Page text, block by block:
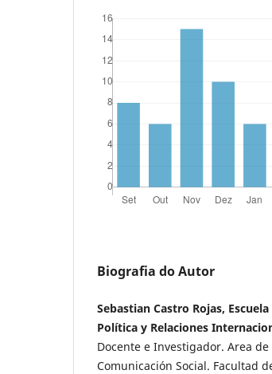
Biografia do Autor
Sebastian Castro Rojas,
Política y Relaciones
Docente e Investigador. Area
Comunicación Social. Facultad